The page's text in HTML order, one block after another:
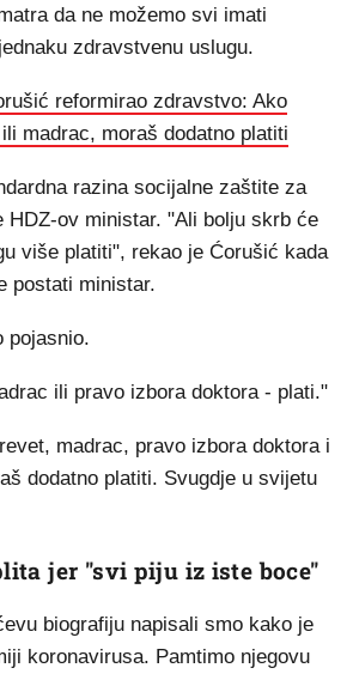
da ne možemo svi imati
zdravstvenu uslugu.
reformirao zdravstvo: Ako
madrac, moraš dodatno platiti
razina socijalne zaštite za
HDZ-ov ministar. "Ali bolju skrb će
više platiti", rekao je Ćorušić kada
postati ministar.
pojasnio.
ili pravo izbora doktora - plati."
madrac, pravo izbora doktora i
dodatno platiti. Svugdje u svijetu
jer "svi piju iz iste boce"
biografiju napisali smo kako je
koronavirusa. Pamtimo njegovu